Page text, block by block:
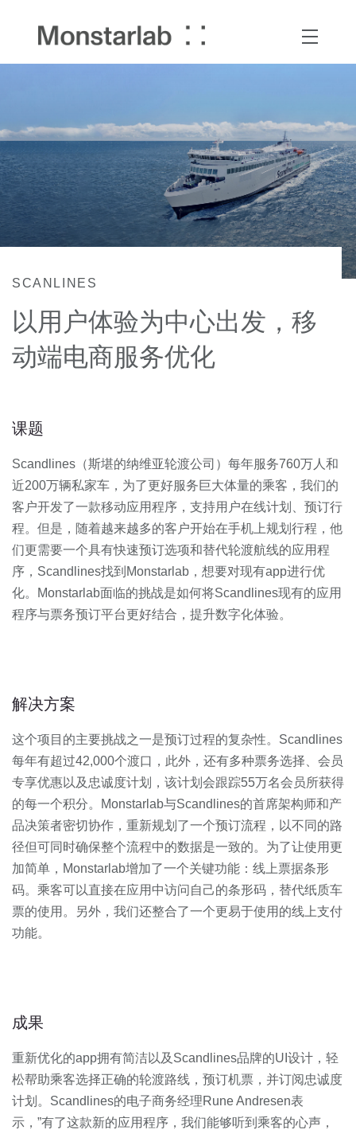
SCANLINES
以用户体验为中心出发，移
动端电商服务优化
课题
Scandlines（斯堪的纳维亚轮渡公司）每年服务760万人和
近200万辆私家车，为了更好服务巨大体量的乘客，我们的
客户开发了一款移动应用程序，支持用户在线计划、预订行
程。但是，随着越来越多的客户开始在手机上规划行程，他
们更需要一个具有快速预订选项和替代轮渡航线的应用程
序，Scandlines找到Monstarlab，想要对现有app进行优
化。Monstarlab面临的挑战是如何将Scandlines现有的应用
程序与票务预订平台更好结合，提升数字化体验。
解决方案
这个项目的主要挑战之一是预订过程的复杂性。Scandlines
每年有超过42,000个渡口，此外，还有多种票务选择、会员
专享优惠以及忠诚度计划，该计划会跟踪55万名会员所获得
的每一个积分。Monstarlab与Scandlines的首席架构师和产
品决策者密切协作，重新规划了一个预订流程，以不同的路
径但可同时确保整个流程中的数据是一致的。为了让使用更
加简单，Monstarlab增加了一个关键功能：线上票据条形
码。乘客可以直接在应用中访问自己的条形码，替代纸质车
票的使用。另外，我们还整合了一个更易于使用的线上支付
功能。
成果
重新优化的app拥有简洁以及Scandlines品牌的UI设计，轻
松帮助乘客选择正确的轮渡路线，预订机票，并订阅忠诚度
计划。Scandlines的电子商务经理Rune Andresen表
示，”有了这款新的应用程序，我们能够听到乘客的心声，